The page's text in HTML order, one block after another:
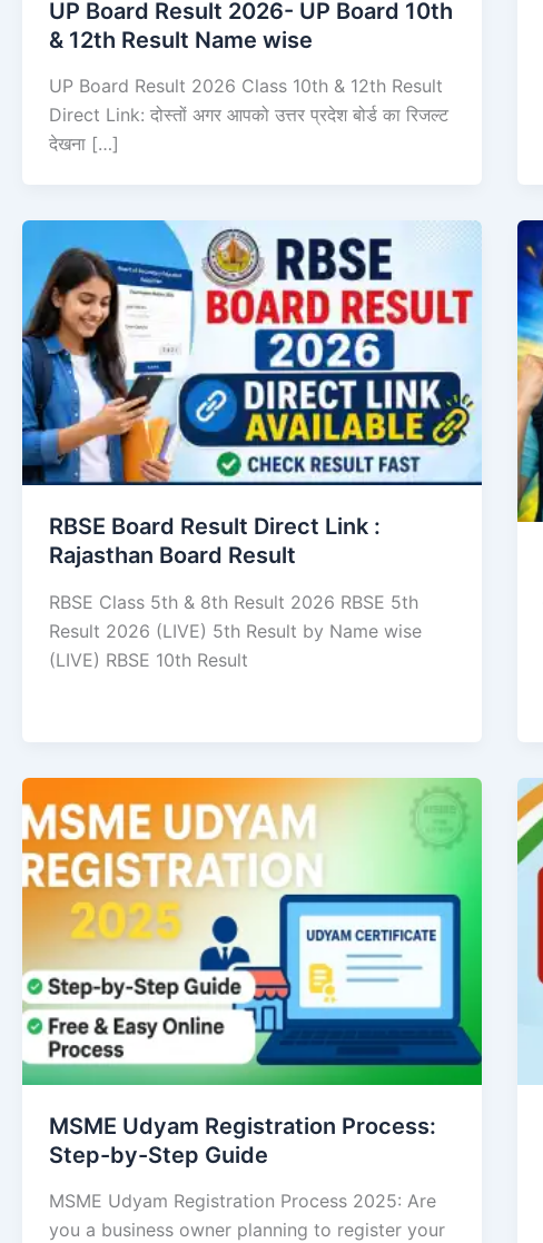
UP Board Result 2026- UP Board 10th
& 12th Result Name wise
UP Board Result 2026 Class 10th & 12th Result
Direct Link: दोस्तों अगर आपको उत्तर प्रदेश बोर्ड का रिजल्ट
देखना […]
RBSE Board Result Direct Link : ​
Rajasthan Board Result
RBSE Class 5th & 8th Result 2026 RBSE 5th
Result 2026 (LIVE) 5th Result by Name wise
(LIVE) RBSE 10th Result
MSME Udyam Registration Process:
Step-by-Step Guide
MSME Udyam Registration Process 2025: Are
you a business owner planning to register your